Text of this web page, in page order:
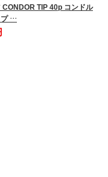
CONDOR TIP 40p コンドル
プ …